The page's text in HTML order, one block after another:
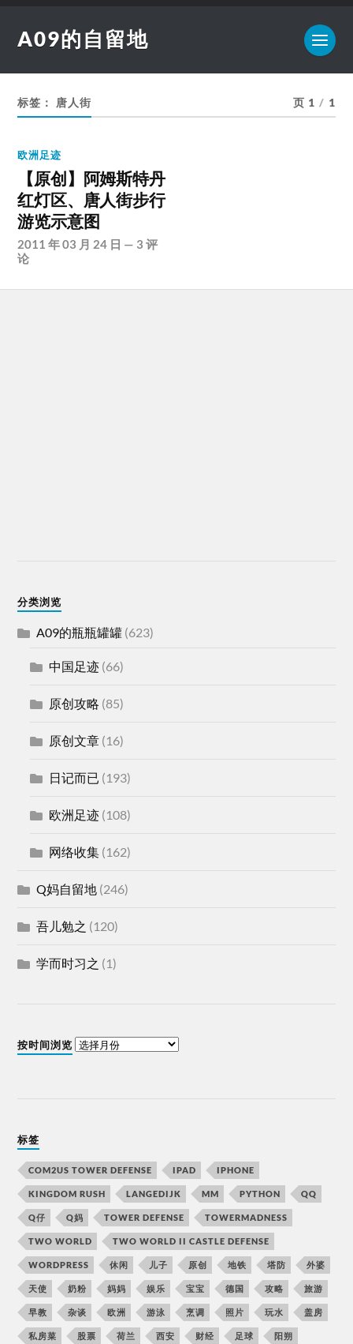
A09的自留地
标签： 唐人街 页 1 / 1
欧洲足迹
【原创】阿姆斯特丹
红灯区、唐人街步行
游览示意图
2011 年 03 月 24 日 — 3 评
论
分类浏览
A09的瓶瓶罐罐 (623)
中国足迹 (66)
原创攻略 (85)
原创文章 (16)
日记而已 (193)
欧洲足迹 (108)
网络收集 (162)
Q妈自留地 (246)
吾儿勉之 (120)
学而时习之 (1)
按时间浏览
标签
COM2US TOWER DEFENSE IPAD IPHONE
KINGDOM RUSH LANGEDIJK MM PYTHON QQ
Q仔 Q妈 TOWER DEFENSE TOWERMADNESS
TWO WORLD TWO WORLD II CASTLE DEFENSE
WORDPRESS 休闲 儿子 原创 地铁 塔防 外婆
天使 奶粉 妈妈 娱乐 宝宝 德国 攻略 旅游
早教 杂谈 欧洲 游泳 烹调 照片 玩水 盖房
私房菜 股票 荷兰 西安 财经 足球 阳朔